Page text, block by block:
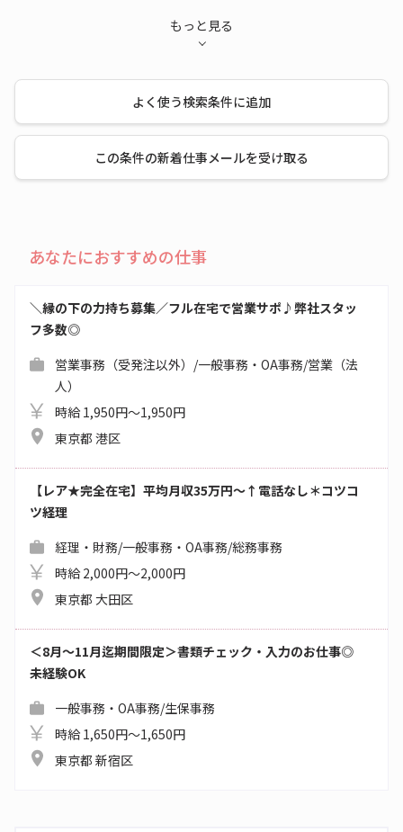
もっと見る
よく使う検索条件に追加
この条件の新着仕事メールを受け取る
あなたにおすすめの仕事
＼縁の下の力持ち募集／フル在宅で営業サポ♪弊社スタッ
フ多数◎
営業事務（受発注以外）/一般事務・OA事務/営業（法
人）
時給 1,950円～1,950円
東京都 港区
【レア★完全在宅】平均月収35万円～↑電話なし＊コツコ
ツ経理
経理・財務/一般事務・OA事務/総務事務
時給 2,000円～2,000円
東京都 大田区
＜8月～11月迄期間限定＞書類チェック・入力のお仕事◎
未経験OK
一般事務・OA事務/生保事務
時給 1,650円～1,650円
東京都 新宿区